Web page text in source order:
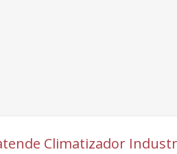
Climatizador